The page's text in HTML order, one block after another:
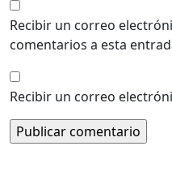
Recibir un correo
comentarios a esta
Recibir un correo